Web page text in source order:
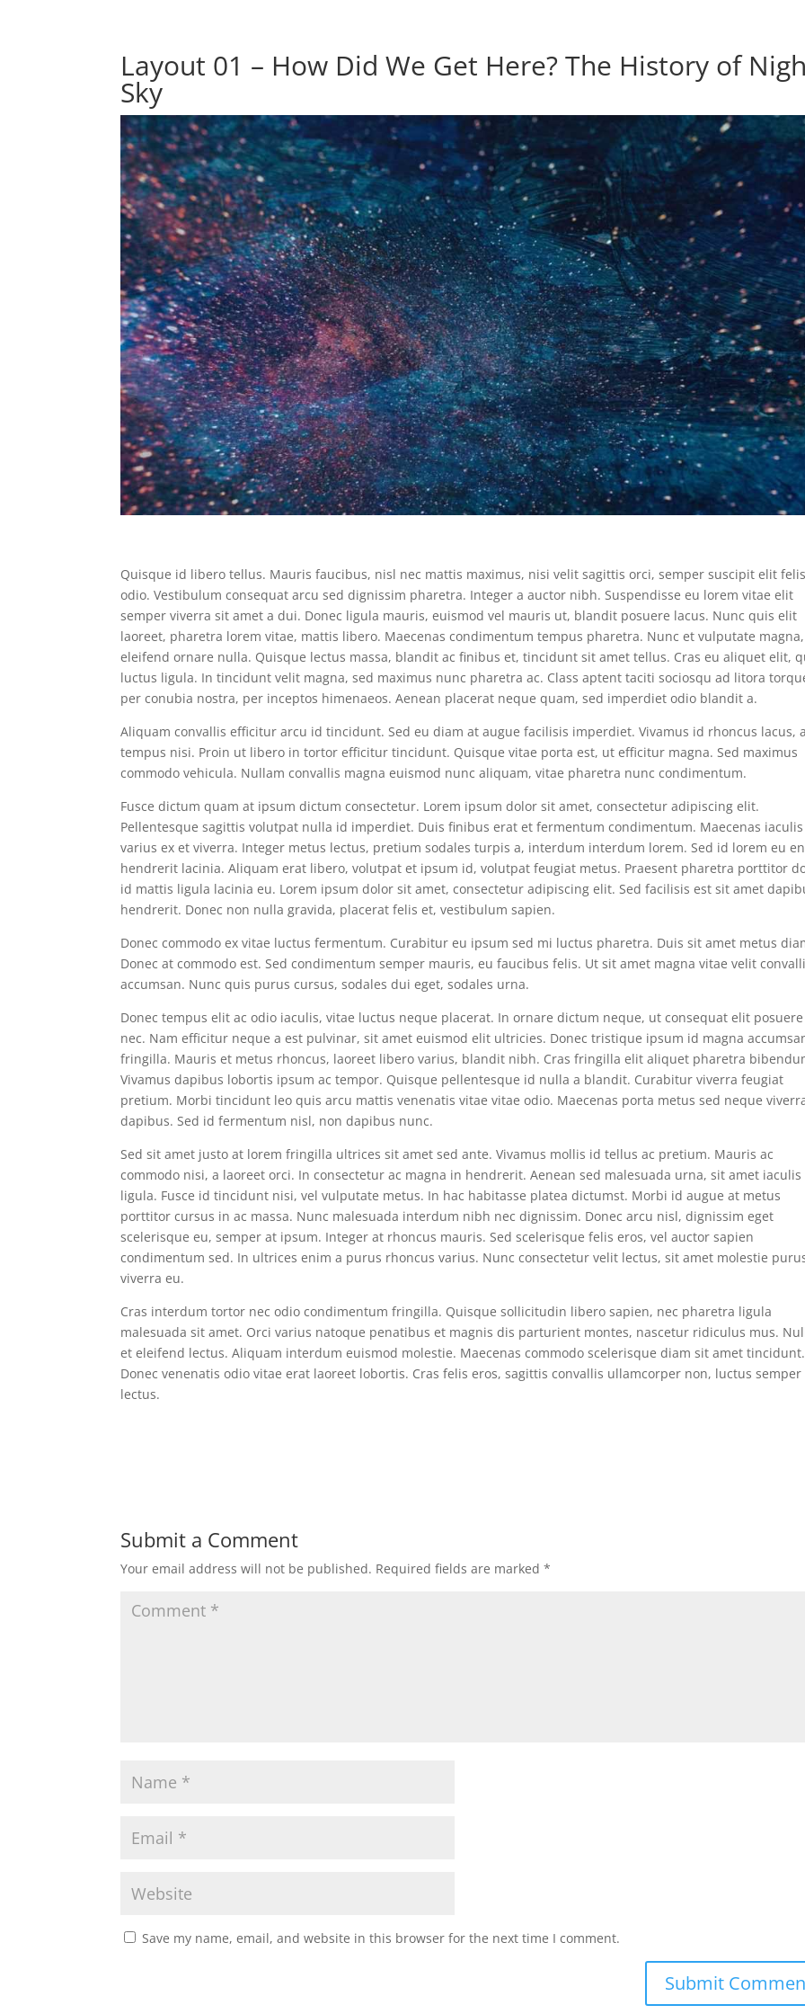
Layout 01 – How Did We Get Here? The History of
Sky
Quisque id libero tellus. Mauris faucibus, nisl nec mattis maximus, nisi velit sagittis orci, semper suscipit elit
odio. Vestibulum consequat arcu sed dignissim pharetra. Integer a auctor nibh. Suspendisse eu lorem vitae elit
semper viverra sit amet a dui. Donec ligula mauris, euismod vel mauris ut, blandit posuere lacus. Nunc quis elit
laoreet, pharetra lorem vitae, mattis libero. Maecenas condimentum tempus pharetra. Nunc et vulputate magna,
eleifend ornare nulla. Quisque lectus massa, blandit ac finibus et, tincidunt sit amet tellus. Cras eu aliquet elit,
luctus ligula. In tincidunt velit magna, sed maximus nunc pharetra ac. Class aptent taciti sociosqu ad litora
per conubia nostra, per inceptos himenaeos. Aenean placerat neque quam, sed imperdiet odio blandit a.
Aliquam convallis efficitur arcu id tincidunt. Sed eu diam at augue facilisis imperdiet. Vivamus id rhoncus lacus,
tempus nisi. Proin ut libero in tortor efficitur tincidunt. Quisque vitae porta est, ut efficitur magna. Sed maximus
commodo vehicula. Nullam convallis magna euismod nunc aliquam, vitae pharetra nunc condimentum.
Fusce dictum quam at ipsum dictum consectetur. Lorem ipsum dolor sit amet, consectetur adipiscing elit.
Pellentesque sagittis volutpat nulla id imperdiet. Duis finibus erat et fermentum condimentum. Maecenas iaculis
varius ex et viverra. Integer metus lectus, pretium sodales turpis a, interdum interdum lorem. Sed id lorem eu
hendrerit lacinia. Aliquam erat libero, volutpat et ipsum id, volutpat feugiat metus. Praesent pharetra porttitor
id mattis ligula lacinia eu. Lorem ipsum dolor sit amet, consectetur adipiscing elit. Sed facilisis est sit amet
hendrerit. Donec non nulla gravida, placerat felis et, vestibulum sapien.
Donec commodo ex vitae luctus fermentum. Curabitur eu ipsum sed mi luctus pharetra. Duis sit amet metus
Donec at commodo est. Sed condimentum semper mauris, eu faucibus felis. Ut sit amet magna vitae velit
accumsan. Nunc quis purus cursus, sodales dui eget, sodales urna.
Donec tempus elit ac odio iaculis, vitae luctus neque placerat. In ornare dictum neque, ut consequat elit posuere
nec. Nam efficitur neque a est pulvinar, sit amet euismod elit ultricies. Donec tristique ipsum id magna
fringilla. Mauris et metus rhoncus, laoreet libero varius, blandit nibh. Cras fringilla elit aliquet pharetra
Vivamus dapibus lobortis ipsum ac tempor. Quisque pellentesque id nulla a blandit. Curabitur viverra feugiat
pretium. Morbi tincidunt leo quis arcu mattis venenatis vitae vitae odio. Maecenas porta metus sed neque
dapibus. Sed id fermentum nisl, non dapibus nunc.
Sed sit amet justo at lorem fringilla ultrices sit amet sed ante. Vivamus mollis id tellus ac pretium. Mauris ac
commodo nisi, a laoreet orci. In consectetur ac magna in hendrerit. Aenean sed malesuada urna, sit amet iaculis
ligula. Fusce id tincidunt nisi, vel vulputate metus. In hac habitasse platea dictumst. Morbi id augue at metus
porttitor cursus in ac massa. Nunc malesuada interdum nibh nec dignissim. Donec arcu nisl, dignissim eget
scelerisque eu, semper at ipsum. Integer at rhoncus mauris. Sed scelerisque felis eros, vel auctor sapien
condimentum sed. In ultrices enim a purus rhoncus varius. Nunc consectetur velit lectus, sit amet molestie
viverra eu.
Cras interdum tortor nec odio condimentum fringilla. Quisque sollicitudin libero sapien, nec pharetra ligula
malesuada sit amet. Orci varius natoque penatibus et magnis dis parturient montes, nascetur ridiculus mus.
et eleifend lectus. Aliquam interdum euismod molestie. Maecenas commodo scelerisque diam sit amet tincidunt.
Donec venenatis odio vitae erat laoreet lobortis. Cras felis eros, sagittis convallis ullamcorper non, luctus semper
lectus.
Submit a Comment
Your email address will not be published. Required fields are marked*
Save my name, email, and website in this browser for the next time I comment.